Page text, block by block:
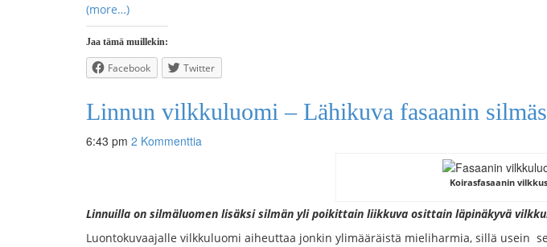
(more…)
Jaa tämä muillekin:
Facebook Twitter
Linnun vilkkuluomi – Lähikuva fasaanin
6:43 pm 2 Kommenttia
Koirasfasaanin
Linnuilla on silmäluomen lisäksi silmän yli poikittain liikkuva osittain läpinäkyvä
Luontokuvaajalle vilkkuluomi aiheuttaa jonkin ylimääräistä mieliharmia, sillä usein